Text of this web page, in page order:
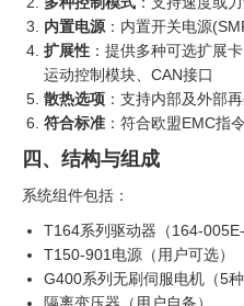
内置电源 ：内置开关电源
扩展性 ：提供多种可选扩展
运动控制模块、CAN接口
散热选项 ：支持内部及外部
符合标准 ：符合欧盟EMC指
四、结构与组成
系统组件包括：
T164系列驱动器（164-005E-
T150-901电源（用户可选）
G400系列无刷伺服电机（5种